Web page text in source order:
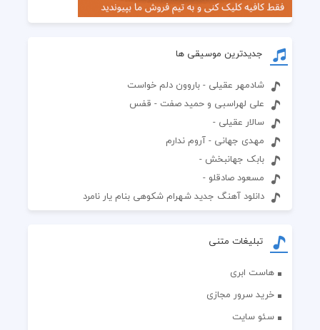
جدیدترین موسیقی ها
شادمهر عقیلی - باروون دلم خواست
علی لهراسبی و حمید صفت - قفس
سالار عقیلی -
مهدی جهانی - آروم ندارم
بابک جهانبخش -
مسعود صادقلو -
دانلود آهنگ جدید شهرام شکوهی بنام یار نامرد
تبلیغات متنی
هاست ابری
خرید سرور مجازی
سئو سایت